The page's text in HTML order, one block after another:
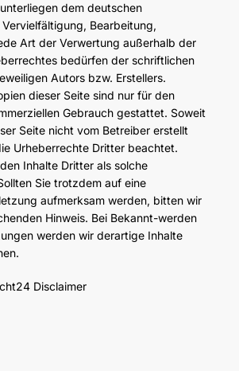
dem deutschen
Bearbeitung,
Art der Verwertung außerhalb der
bedürfen der schriftlichen
Autors bzw. Erstellers.
dieser Seite sind nur für den
Gebrauch gestattet. Soweit
Seite nicht vom Betreiber erstellt
Urheberrechte Dritter beachtet.
Inhalte Dritter als solche
Sie trotzdem auf eine
aufmerksam werden, bitten wir
Hinweis. Bei Bekannt-werden
werden wir derartige Inhalte
Disclaimer